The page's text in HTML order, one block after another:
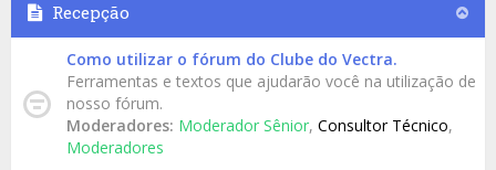
Recepção
Como utilizar o fórum do Clube do Vectra.
Ferramentas e textos que ajudarão você na utilização de
nosso fórum.
Moderadores: Moderador Sênior, Consultor Técnico,
Moderadores